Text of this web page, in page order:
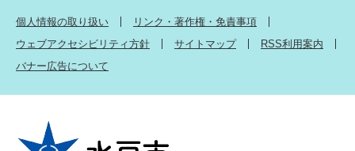
個人情報の取り扱い
リンク・著作権・免責事項
ウェブアクセシビリティ方針
サイトマップ
RSS利用案内
バナー広告について